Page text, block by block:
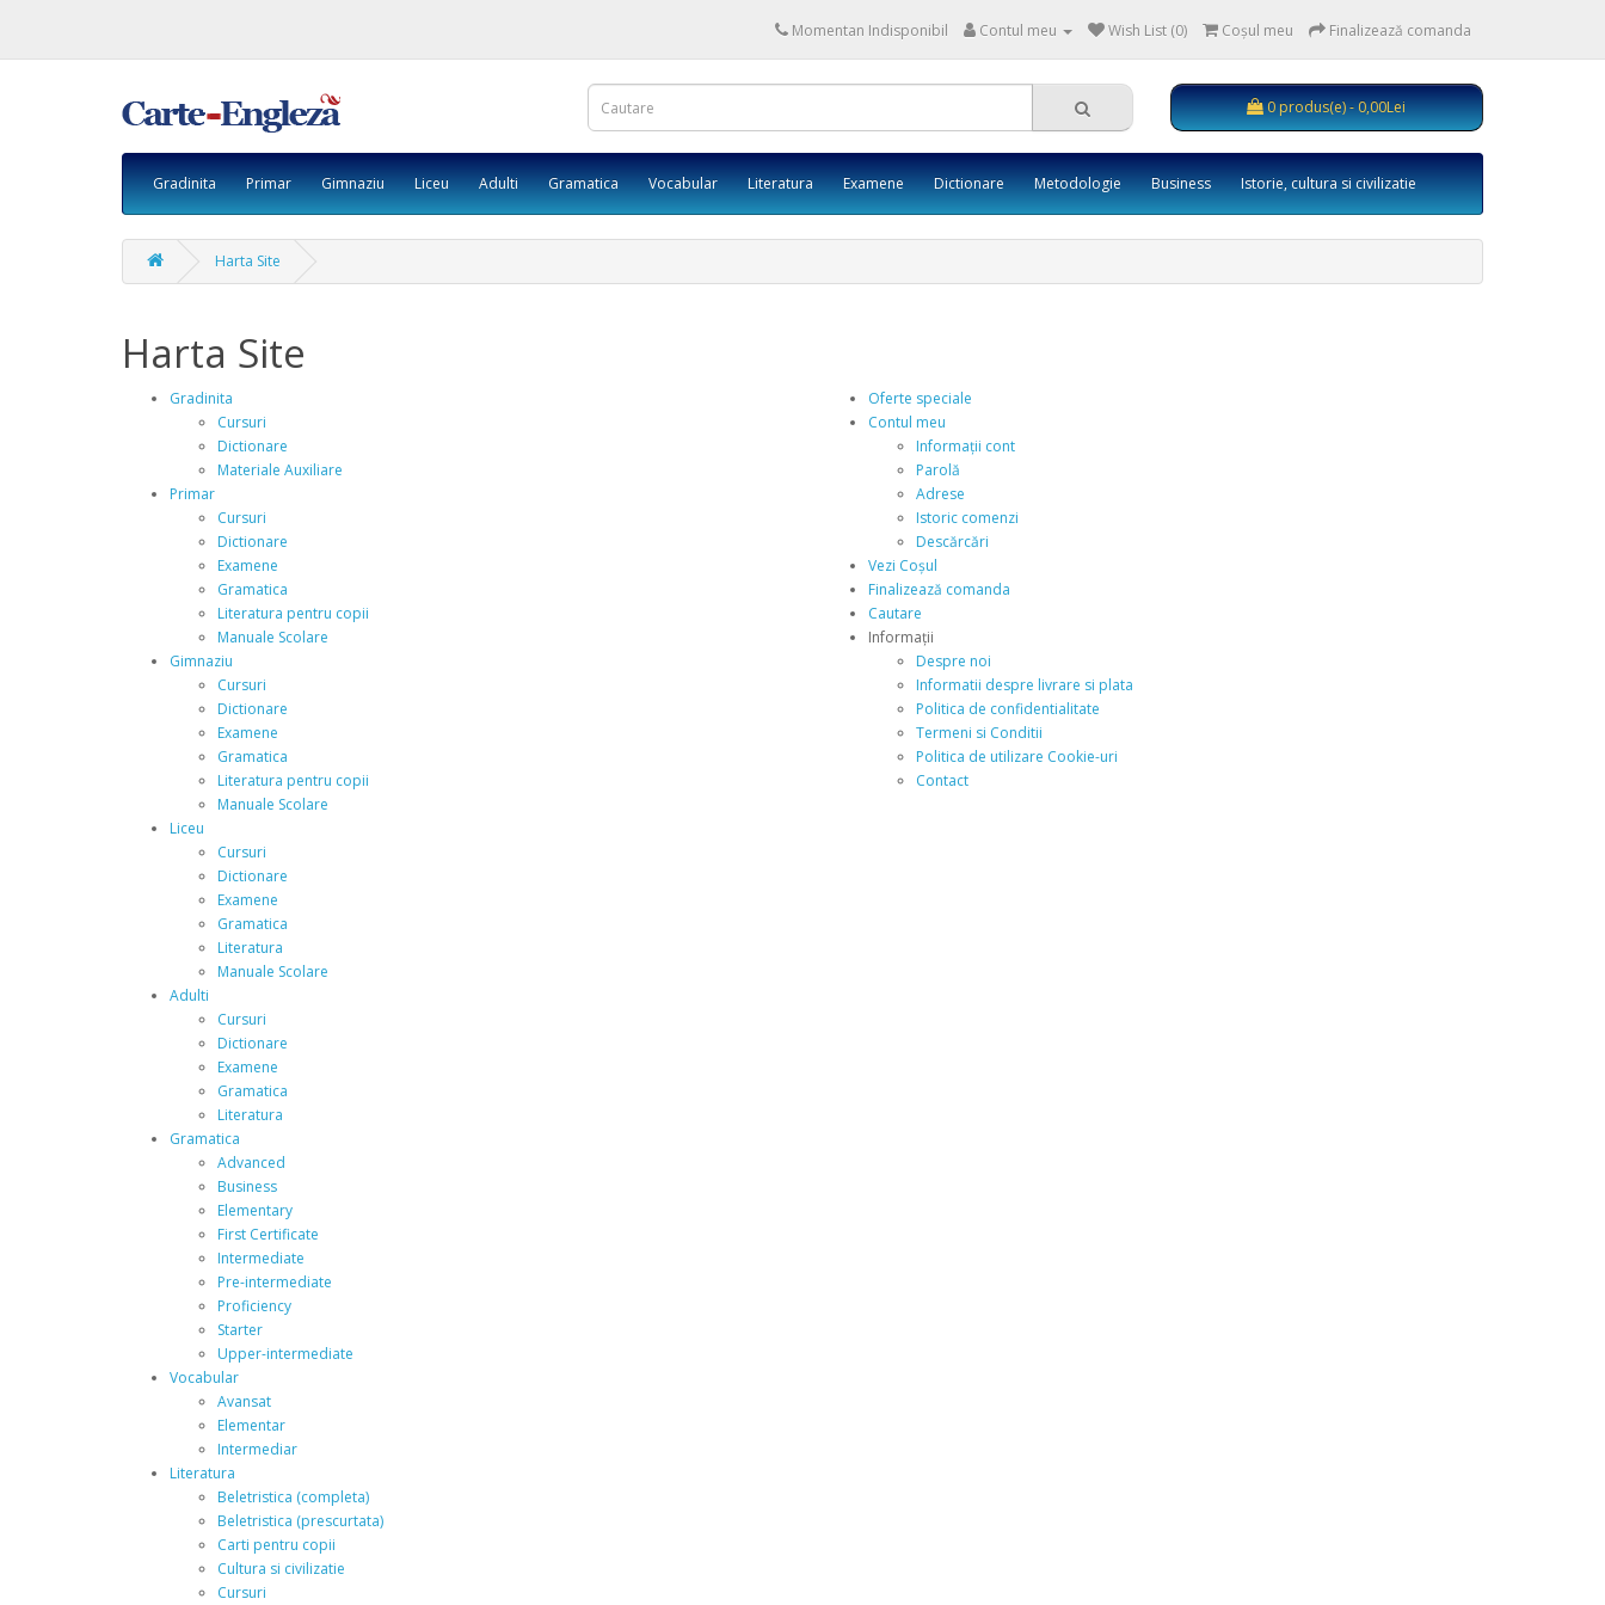
Momentan Indisponibil Contul meu Wish List (0) Coşul meu Finalizează comanda
0 produs(e) - 0,00Lei
Gradinita Primar Gimnaziu Liceu Adulti Gramatica Vocabular Literatura Examene Dictionare Metodologie Business Istorie, cultura si civilizatie
Harta Site
Harta Site
Gradinita
Cursuri
Dictionare
Materiale Auxiliare
Primar
Cursuri
Dictionare
Examene
Gramatica
Literatura pentru copii
Manuale Scolare
Gimnaziu
Cursuri
Dictionare
Examene
Gramatica
Literatura pentru copii
Manuale Scolare
Liceu
Cursuri
Dictionare
Examene
Gramatica
Literatura
Manuale Scolare
Adulti
Cursuri
Dictionare
Examene
Gramatica
Literatura
Gramatica
Advanced
Business
Elementary
First Certificate
Intermediate
Pre-intermediate
Proficiency
Starter
Upper-intermediate
Vocabular
Avansat
Elementar
Intermediar
Literatura
Beletristica (completa)
Beletristica (prescurtata)
Carti pentru copii
Cultura si civilizatie
Cursuri
Oferte speciale
Contul meu
Informații cont
Parolă
Adrese
Istoric comenzi
Descărcări
Vezi Coșul
Finalizează comanda
Cautare
Informaţii
Despre noi
Informatii despre livrare si plata
Politica de confidentialitate
Termeni si Conditii
Politica de utilizare Cookie-uri
Contact